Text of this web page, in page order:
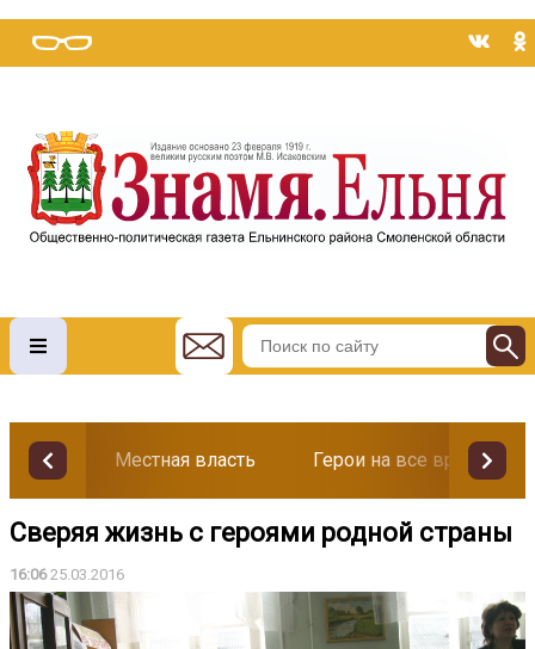
Местная власть Герои на все времена
Сверяя жизнь с героями родной страны
16:0625.03.2016